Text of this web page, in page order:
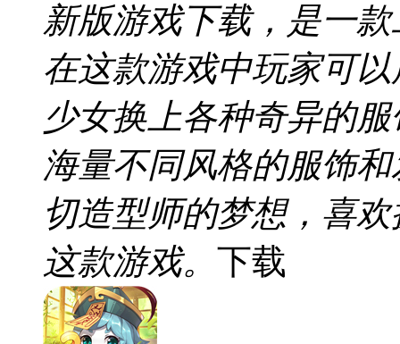
新版游戏下载，是一
在这款游戏中玩家可
少女换上各种奇异的
海量不同风格的服饰
切造型师的梦想，喜
这款游戏。 下载